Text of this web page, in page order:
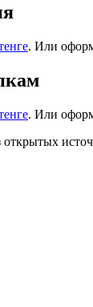
. Или
. Или